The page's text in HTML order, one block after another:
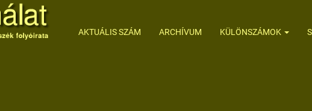
AKTUÁLIS SZÁM ARCHÍVUM KÜLÖNSZÁMOK